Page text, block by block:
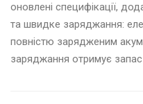
оновлені специфікації,
та швидке заряджання:
повністю зарядженим
заряджання отримує